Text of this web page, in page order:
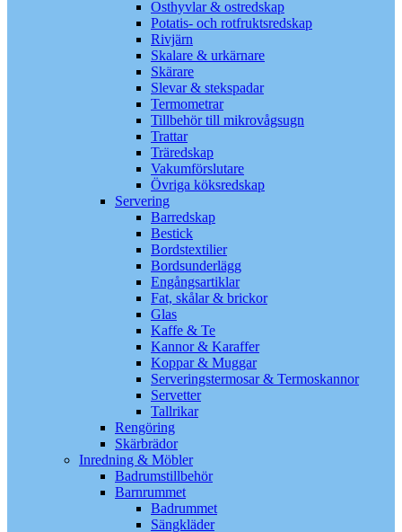
Osthyvlar & ostredskap
Potatis- och rotfruktsredskap
Rivjärn
Skalare & urkärnare
Skärare
Slevar & stekspadar
Termometrar
Tillbehör till mikrovågsugn
Trattar
Träredskap
Vakumförslutare
Övriga köksredskap
Servering
Barredskap
Bestick
Bordstextilier
Bordsunderlägg
Engångsartiklar
Fat, skålar & brickor
Glas
Kaffe & Te
Kannor & Karaffer
Koppar & Muggar
Serveringstermosar & Termoskannor
Servetter
Tallrikar
Rengöring
Skärbrädor
Inredning & Möbler
Badrumstillbehör
Barnrummet
Badrummet
Sängkläder